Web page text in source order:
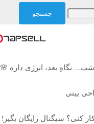
نگاهِ بعد، انرژی داره 🌸
بینی
کنی؟ سیگنال رایگان بگیر!